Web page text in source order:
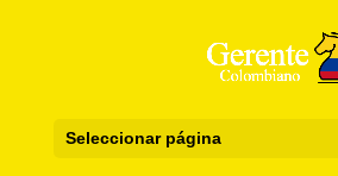
Seleccionar página